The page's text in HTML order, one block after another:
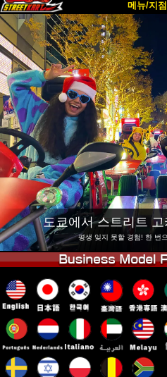
메뉴/지
소개 사양
접근성 고객 리
회사 정보
지점
도쿄 시나가와 #1
도쿄 아키하바라#2
도쿄 시부야 애넥스
도쿄 아사쿠사
오키나와
도쿄에서 스트리트
평생 잊지 못할 경험! 한 번